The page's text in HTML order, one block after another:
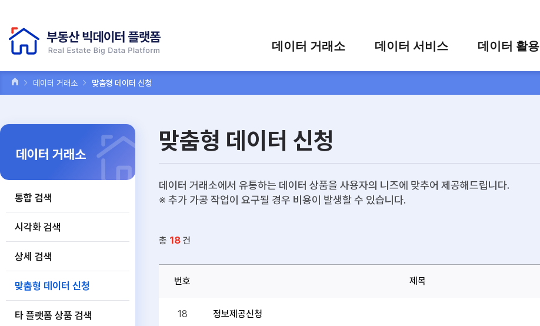
데이터 거래소
상세 검색
맞춤형 데이터 신청
타 플랫폼 상품 검색
데이터 서비스 데이터 활용
데이터 거래소 맞춤형 데이터 신청
데이터 거래소
통합 검색
시각화 검색
상세 검색
맞춤형 데이터 신청
타 플랫폼 상품 검색
맞춤형 데이터 신청
데이터 거래소에서 유통하는 데이터 상품을 사용자의 니즈에 맞추어 제공해드립니다.
※ 추가 가공 작업이 요구될 경우 비용이 발생할 수 있습니다.
총 18 건
번호 제목
18 정보제공신청